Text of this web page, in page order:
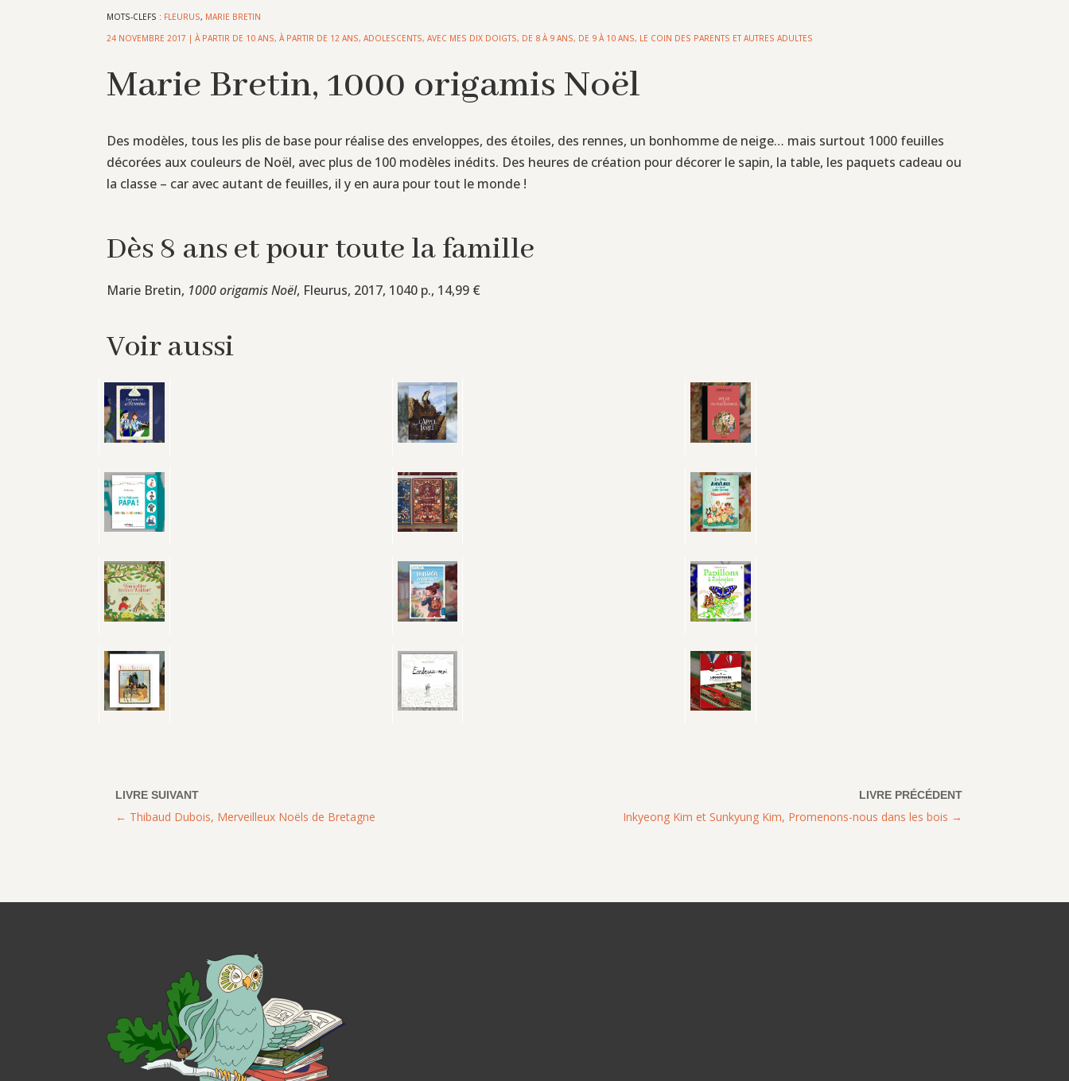
MOTS-CLEFS : FLEURUS, MARIE BRETIN
24 NOVEMBRE 2017 |À PARTIR DE 10 ANS,À PARTIR DE 12 ANS,ADOLESCENTS,AVEC MES DIX DOIGTS, DE 8 À 9 ANS, DE 9 À 10 ANS, LE COIN DES PARENTS ET AUTRES ADULTES
Marie Bretin, 1000 origamis Noël
Des modèles, tous les plis de base pour réalise des enveloppes, des étoiles, des rennes, un bonhomme de neige… mais surtout 1000 feuilles
décorées aux couleurs de Noël, avec plus de 100 modèles inédits. Des heures de création pour décorer le sapin, la table, les paquets cadeau ou
la classe – car avec autant de feuilles, il y en aura pour tout le monde !
Dès 8 ans et pour toute la famille
Marie Bretin, 1000 origamis Noël, Fleurus, 2017, 1040 p., 14,99 €
Voir aussi
Inkyeong Kim et Sunkyung Kim, Promenons-nous dans les bois
Thibaud Dubois, Merveilleux Noëls de Bretagne